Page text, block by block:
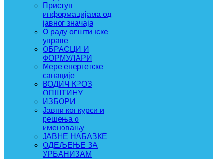
Приступ
информацијама од
јавног значаја
О раду општинске
управе
ОБРАСЦИ И
ФОРМУЛАРИ
Мере енергетске
санације
ВОДИЧ КРОЗ
ОПШТИНУ
ИЗБОРИ
Јавни конкурси и
решења о
именовању
ЈАВНЕ НАБАВКЕ
ОДЕЉЕЊЕ ЗА
УРБАНИЗАМ